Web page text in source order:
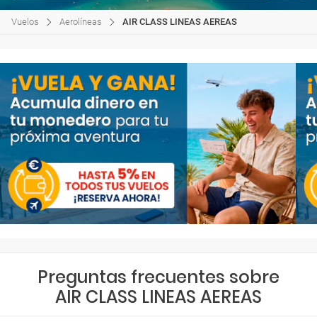
Vuelos Aerolíneas AIR CLASS LINEAS AEREAS
Preguntas frecuentes sobre
AIR CLASS LINEAS AEREAS